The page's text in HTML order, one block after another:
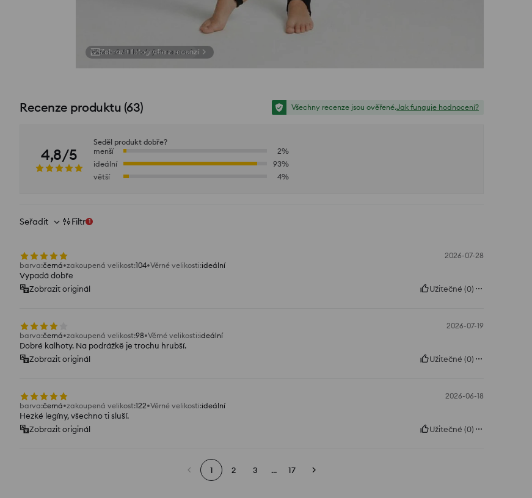
Zobrazit fotografie z recenzí
Recenze produktu (63) Všechny recenze jsou ověřené.Jak funguje hodnocení?
4,8/5
Seděl produkt dobře?
menší
2%
ideální
93%
větší
4%
Seřadit Filtr 1
2026-07-28
barva:černá zakoupená velikost:104 Věrné velikosti:ideální
Vypadá dobře
Zobrazit originál
Užitečné (0)
2026-07-19
barva:černá zakoupená velikost:98 Věrné velikosti:ideální
Dobré kalhoty. Na podrážkě je trochu hrubší.
Zobrazit originál
Užitečné (0)
2026-06-18
barva:černá zakoupená velikost:122 Věrné velikosti:ideální
Hezké legíny, všechno ti sluší.
Zobrazit originál
Užitečné (0)
1 2 3 ... 17